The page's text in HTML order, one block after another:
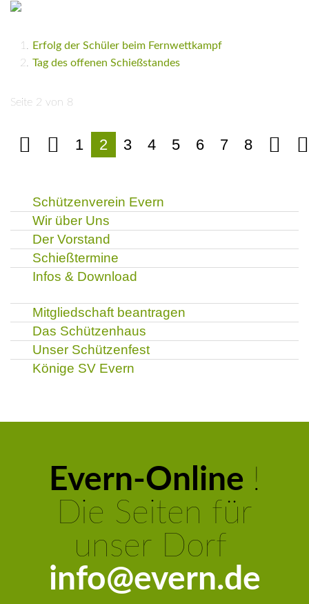
Erfolg der Schüler beim Fernwettkampf
Tag des offenen Schießstandes
Seite 2 von 8
1 2 3 4 5 6 7 8
Schützenverein Evern
Wir über Uns
Der Vorstand
Schießtermine
Infos & Download
Mitgliedschaft beantragen
Das Schützenhaus
Unser Schützenfest
Könige SV Evern
Evern-Online !
Die Seiten für
unser Dorf
info@evern.de